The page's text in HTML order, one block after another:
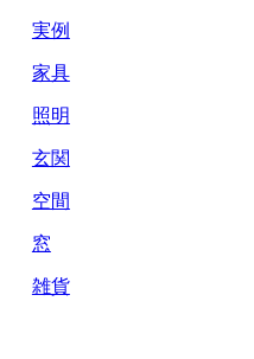
実例
家具
照明
玄関
空間
窓
雑貨